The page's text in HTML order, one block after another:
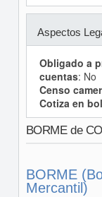
Aspectos
Obligado a
cuentas: No
Censo
Cotiza en
BORME de
BORME
Mercantil)